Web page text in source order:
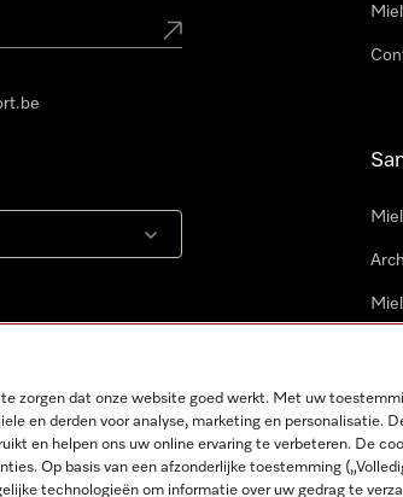
zorgen dat onze website goed werkt. Met uw
en derden voor analyse, marketing en personalisatie.
en helpen ons uw online ervaring te verbeteren. De
Op basis van een afzonderlijke toestemming
technologieën om informatie over uw gedrag te